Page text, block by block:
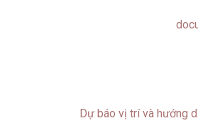
Dự báo vị trí và hướng